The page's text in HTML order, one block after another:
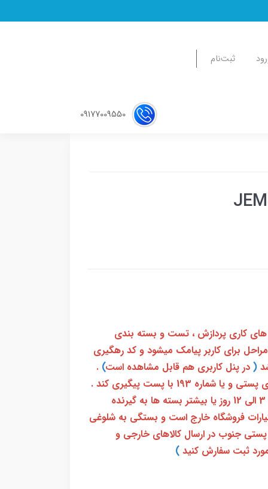
ثبت‌نام
های کاری پردازش ، تست و بسته بندی
برای کاربر پیامک میشود و کد رهگیری
( در پنل کاربری هم قابل مشاهده است)
.
بعد از آن کاربر فقط باید از طریق سامانه رهگیری پستی و یا شماره 193 با پست پیگیری کند .
بعد از دریافت کدرهگیری 24 رقمی معمولا بین 3 الی 12 روز یا بیشتر بسته ها به گیرنده
فروشگاه خارج است و بستگی به شلوغی
جنوب در ارسال کالاهای خارجی و
ثبت سفارش کنید )